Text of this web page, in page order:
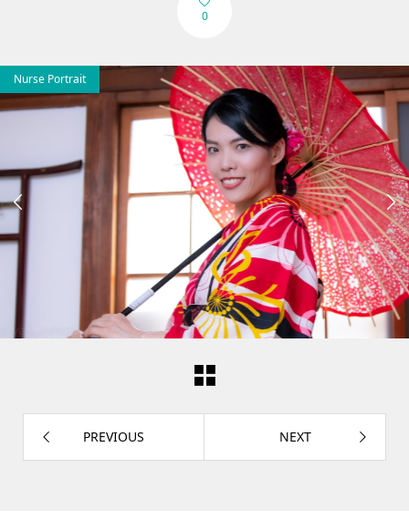
0

Nurse Portrait

PREVIOUS NEXT